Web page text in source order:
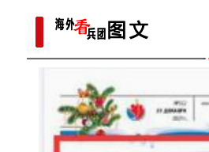
范基地